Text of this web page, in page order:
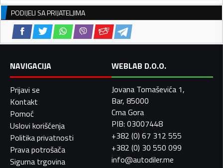
PODIJELI SA PRIJATELJIMA
NAVIGACIJA
Prijavi se
Kontakt
Pomoć
Uslovi korišćenja
Politika privatnosti
Prava potrošača
Sigurna trgovina
WEBLAB D.O.O.
Jovana Tomaševića 1,
Bar, 85000
Crna Gora
PIB: 03007448
+382 (0) 67 312 555
+382 (0) 30 550 099
info@autodiler.me